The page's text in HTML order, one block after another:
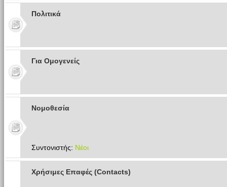
Πολιτικά
Για Ομογενείς
Νομοθεσία
Συντονιστής: Νέοι
Χρήσιμες Επαφές (Contacts)